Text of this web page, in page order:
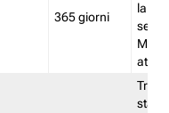
365 giorni
la
stata